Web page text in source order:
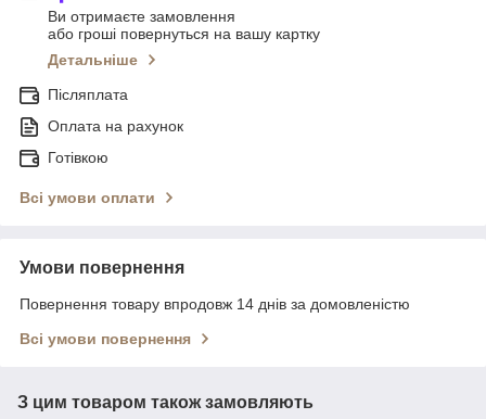
Ви отримаєте замовлення
або гроші повернуться на вашу картку
Детальніше
Післяплата
Оплата на рахунок
Готівкою
Всі умови оплати
Умови повернення
Повернення товару впродовж 14 днів за домовленістю
Всі умови повернення
З цим товаром також замовляють